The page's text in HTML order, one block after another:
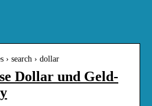
› search › dollar
Dollar und Geld-